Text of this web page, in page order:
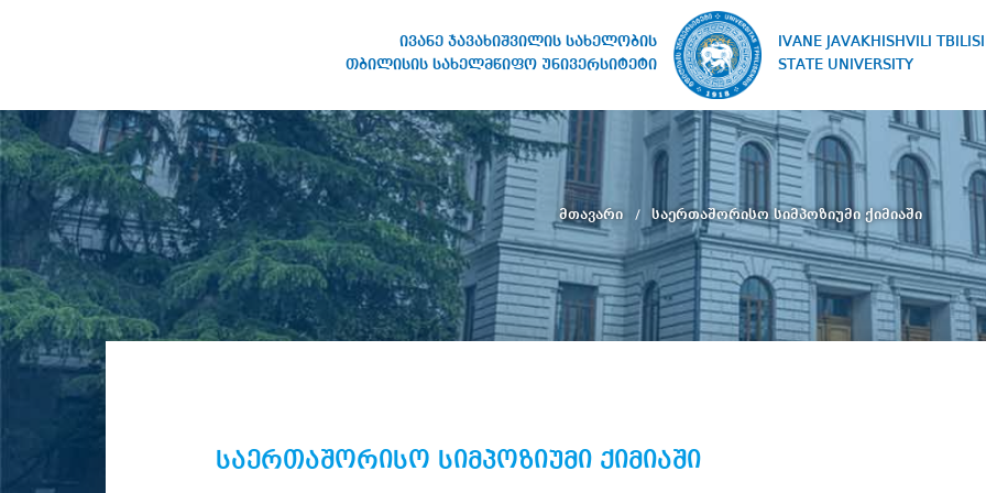
ივანე ჯავახიშვილის სახელობის
თბილისის სახელმწიფო უნივერსიტეტი
IVANE JAVAKHISHVILI TBILISI
STATE UNIVERSITY
სახელობის თბილისის
სახელმწიფო უნივერსიტეტი
მთავარი საერთაშორისო სიმპოზიუმი ქიმიაში
საერთაშორისო სიმპოზიუმი ქიმიაში